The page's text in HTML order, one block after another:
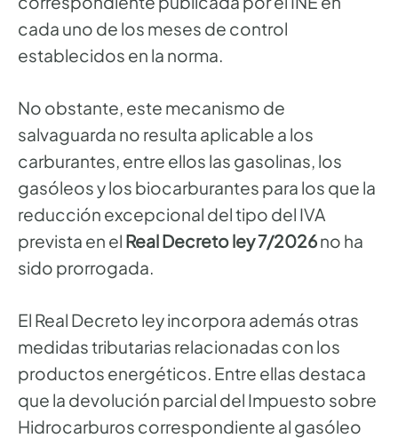
cada uno de los meses de control
establecidos en la norma.
No obstante, este mecanismo de
salvaguarda no resulta aplicable a los
carburantes, entre ellos las gasolinas, los
gasóleos y los biocarburantes para los que la
reducción excepcional del tipo del IVA
prevista en el Real Decreto ley 7/2026no ha
sido prorrogada.
El Real Decreto ley incorpora además otras
medidas tributarias relacionadas con los
productos energéticos. Entre ellas destaca
que la devolución parcial del Impuesto sobre
Hidrocarburos correspondiente al gasóleo